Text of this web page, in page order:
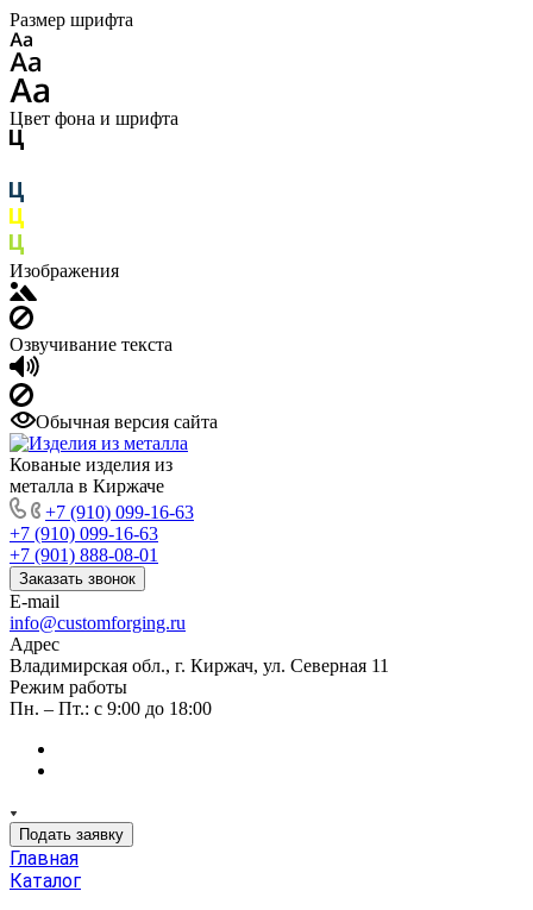
Размер шрифта
Цвет фона и шрифта
Изображения
Озвучивание текста
Обычная версия сайта
Кованые изделия из
металла в Киржаче
+7 (910) 099-16-63
+7 (910) 099-16-63
+7 (901) 888-08-01
Заказать звонок
E-mail
info@customforging.ru
Адрес
Владимирская обл., г. Киржач, ул. Северная 11
Режим работы
Пн. – Пт.: с 9:00 до 18:00
Подать заявку
Главная
Каталог